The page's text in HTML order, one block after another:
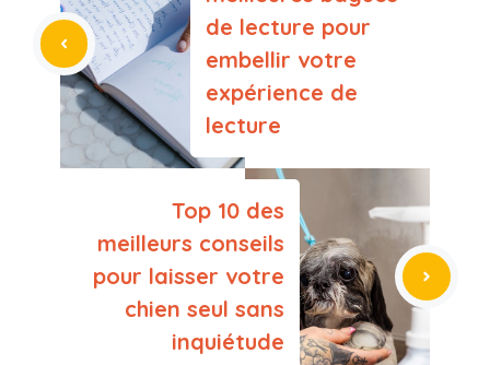
de lecture pour
embellir votre
expérience de
lecture
Top 10 des
meilleurs conseils
pour laisser votre
chien seul sans
inquiétude